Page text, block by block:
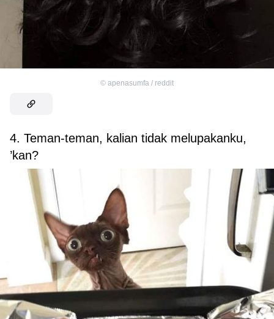
© apenasumfa / reddit
4. Teman-teman, kalian tidak melupakanku,
’kan?